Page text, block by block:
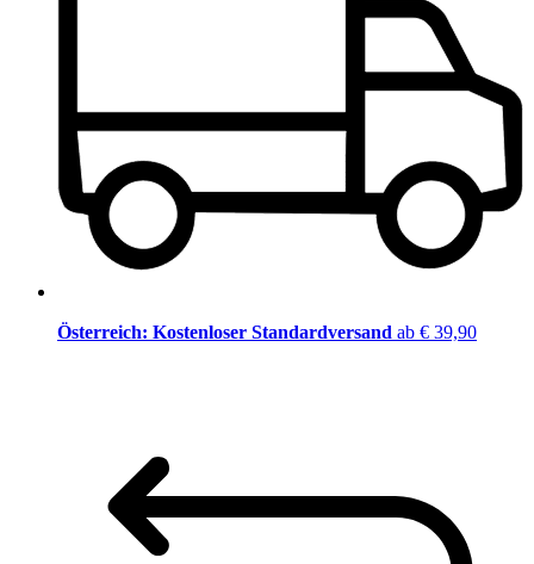
Österreich: Kostenloser Standardversand ab € 39,90